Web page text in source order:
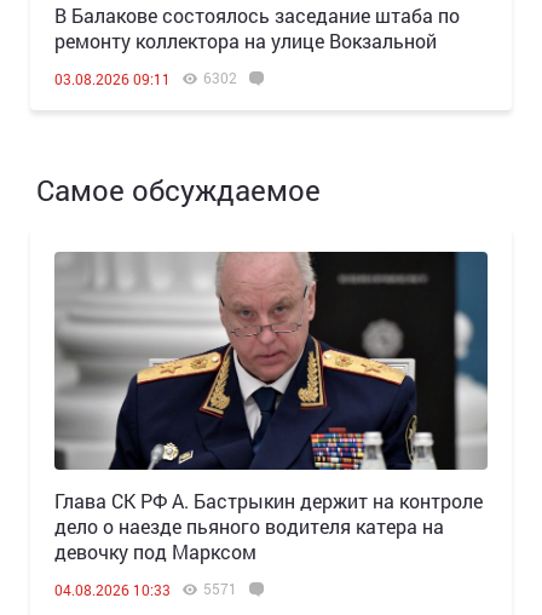
В Балакове состоялось заседание штаба по
ремонту коллектора на улице Вокзальной
03.08.2026 09:11 6302
Самое обсуждаемое
Глава СК РФ А. Бастрыкин держит на контроле
дело о наезде пьяного водителя катера на
девочку под Марксом
04.08.2026 10:33 5571